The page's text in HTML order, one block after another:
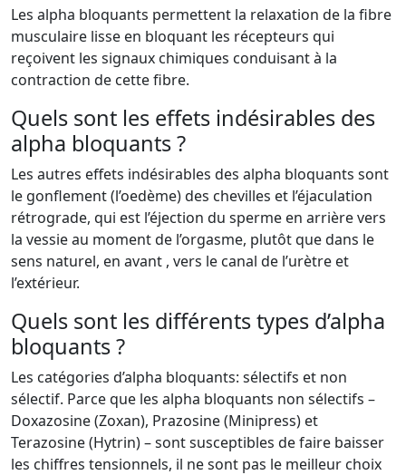
Les alpha bloquants permettent la relaxation de la fibre
musculaire lisse en bloquant les récepteurs qui
reçoivent les signaux chimiques conduisant à la
contraction de cette fibre.
Quels sont les effets indésirables des
alpha bloquants ?
Les autres effets indésirables des alpha bloquants sont
le gonflement (l’oedème) des chevilles et l’éjaculation
rétrograde, qui est l’éjection du sperme en arrière vers
la vessie au moment de l’orgasme, plutôt que dans le
sens naturel, en avant , vers le canal de l’urètre et
l’extérieur.
Quels sont les différents types d’alpha
bloquants ?
Les catégories d’alpha bloquants: sélectifs et non
sélectif. Parce que les alpha bloquants non sélectifs –
Doxazosine (Zoxan), Prazosine (Minipress) et
Terazosine (Hytrin) – sont susceptibles de faire baisser
les chiffres tensionnels, il ne sont pas le meilleur choix